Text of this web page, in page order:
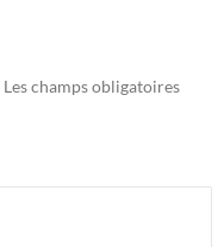
Les champs obligatoires